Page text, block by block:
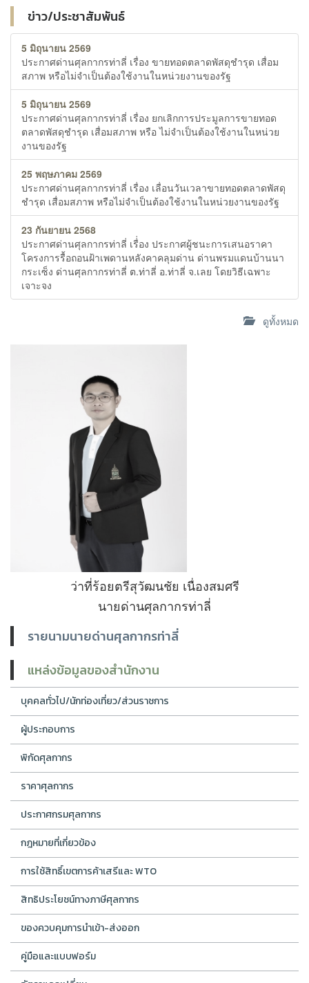
ข่าว/ประชาสัมพันธ์
5 มิถุนายน 2569
ประกาศด่านศุลกากรท่าลี่ เรื่อง ขายทอดตลาดพัสดุชำรุด เสื่อม
สภาพ หรือไม่จำเป็นต้องใช้งานในหน่วยงานของรัฐ
5 มิถุนายน 2569
ประกาศด่านศุลกากรท่าลี่ เรื่อง ยกเลิกการประมูลการขายทอด
ตลาดพัสดุชำรุด เสื่อมสภาพ หรือ ไม่จำเป็นต้องใช้งานในหน่วย
งานของรัฐ
25 พฤษภาคม 2569
ประกาศด่านศุลกากรท่าลี่ เรื่อง เลื่อนวันเวลาขายทอดตลาดพัสดุ
ชำรุด เสื่อมสภาพ หรือไม่จำเป็นต้องใช้งานในหน่วยงานของรัฐ
23 กันยายน 2568
ประกาศด่านศุลกากรท่าลี่ เรื่่อง ประกาศผู้ชนะการเสนอราคา
โครงการรื้อถอนฝ้าเพดานหลังคาคลุมด่าน ด่านพรมแดนบ้านนา
กระเซ็ง ด่านศุลกากรท่าลี่ ต.ท่าลี่ อ.ท่าลี่ จ.เลย โดยวิธีเฉพาะ
เจาะจง
ดูทั้งหมด
ว่าที่ร้อยตรีสุวัฒนชัย เนื่องสมศรี
นายด่านศุลกากรท่าลี่
รายนามนายด่านศุลกากรท่าลี่
แหล่งข้อมูลของสำนักงาน
บุคคลทั่วไป/นักท่องเที่ยว/ส่วนราชการ
ผู้ประกอบการ
พิกัดศุลกากร
ราคาศุลกากร
ประกาศกรมศุลกากร
กฎหมายที่เกี่ยวข้อง
การใช้สิทธิ์เขตการค้าเสรีและ WTO
สิทธิประโยชน์ทางภาษีศุลกากร
ของควบคุมการนำเข้า-ส่งออก
คู่มือและแบบฟอร์ม